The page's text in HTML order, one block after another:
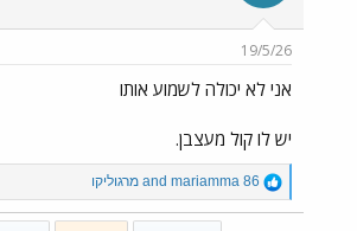
19/5/26
אני לא יכולה לשמוע אותו
יש לו קול מעצבן.
R
e
a
mariamma 86 מרגוליקו